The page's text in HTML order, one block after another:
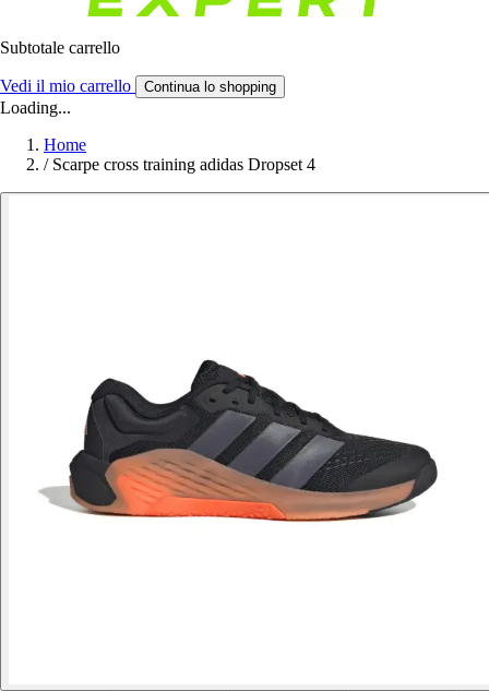
Subtotale carrello
Vedi il mio carrello Continua lo shopping
Loading...
Home
/ Scarpe cross training adidas Dropset 4